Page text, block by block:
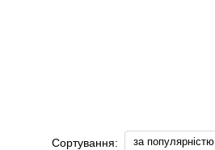
Сортування:
за популярністю